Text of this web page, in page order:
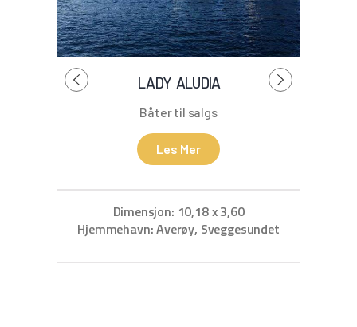
LADY ALUDIA
Båter til salgs
Les Mer
Dimensjon: 10,18 x 3,60
Hjemmehavn: Averøy, Sveggesundet